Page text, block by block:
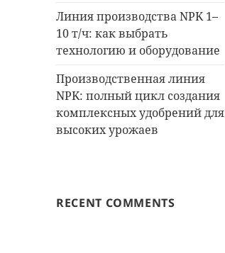
Линия производства NPK 1–
10 т/ч: как выбрать
технологию и оборудование
Производственная линия
NPK: полный цикл создания
комплексных удобрений для
высоких урожаев
RECENT COMMENTS